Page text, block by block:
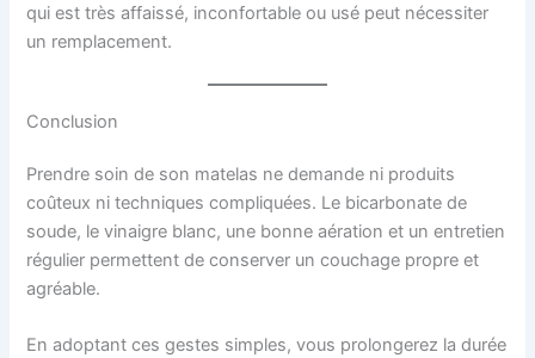
qui est très affaissé, inconfortable ou usé peut nécessiter
un remplacement.
Conclusion
Prendre soin de son matelas ne demande ni produits
coûteux ni techniques compliquées. Le bicarbonate de
soude, le vinaigre blanc, une bonne aération et un entretien
régulier permettent de conserver un couchage propre et
agréable.
En adoptant ces gestes simples, vous prolongerez la durée